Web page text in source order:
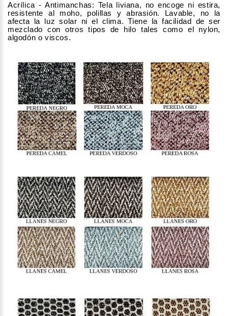
Acrílica - Antimanchas: Tela liviana, no encoge ni estira,
resistente al moho, polillas y abrasión. Lavable, no la
afecta la luz solar ni el clima. Tiene la facilidad de ser
mezclado con otros tipos de hilo tales como el nylon,
algodón o viscos.